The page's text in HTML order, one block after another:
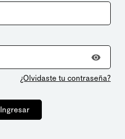
¿Olvidaste tu contraseña?
Ingresar